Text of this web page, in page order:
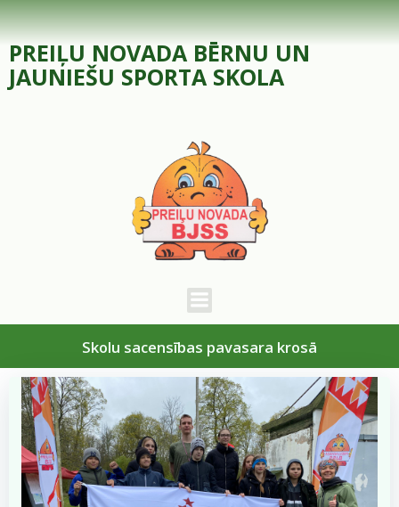
Skip
to
content
PREIĻU NOVADA BĒRNU UN
JAUNIEŠU SPORTA SKOLA
Skolu sacensības pavasara krosā